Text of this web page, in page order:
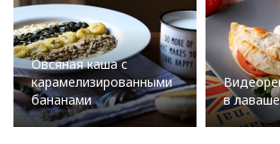
Овсяная каша с
карамелизированными
бананами
в лаваше